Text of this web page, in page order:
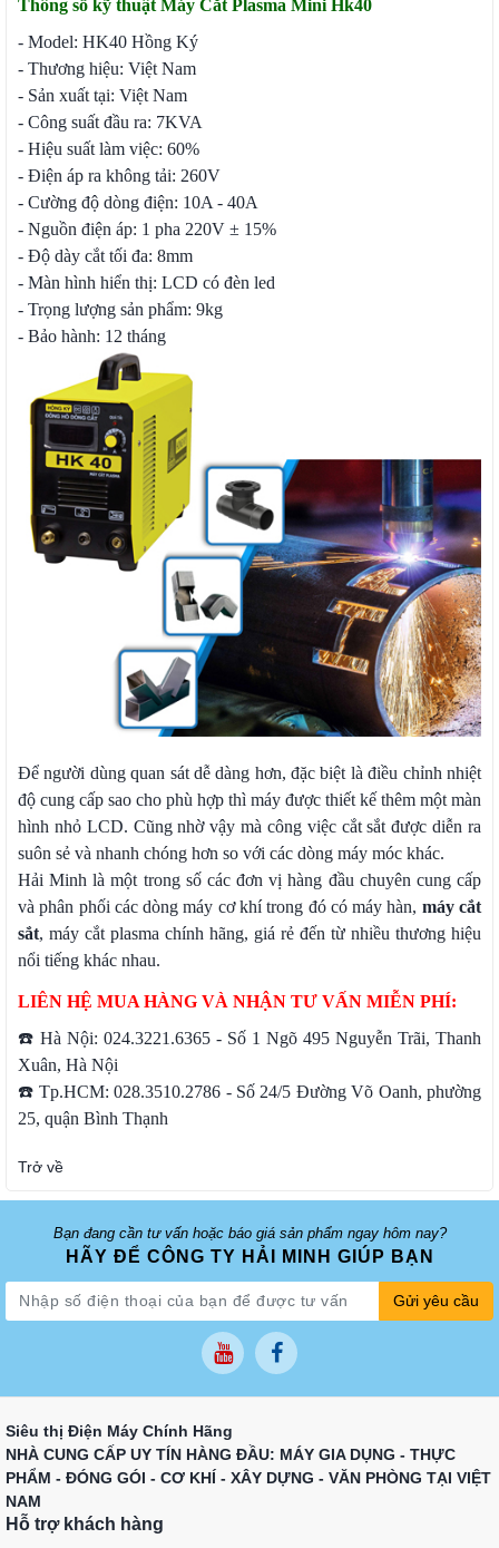
Thông số kỹ thuật Máy Cắt Plasma Mini Hk40
- Model: HK40 Hồng Ký
- Thương hiệu: Việt Nam
- Sản xuất tại: Việt Nam
- Công suất đầu ra: 7KVA
- Hiệu suất làm việc: 60%
- Điện áp ra không tải: 260V
- Cường độ dòng điện: 10A - 40A
- Nguồn điện áp: 1 pha 220V ± 15%
- Độ dày cắt tối đa: 8mm
- Màn hình hiển thị: LCD có đèn led
- Trọng lượng sản phẩm: 9kg
- Bảo hành: 12 tháng
Để người dùng quan sát dễ dàng hơn, đặc biệt là điều chỉnh nhiệt
độ cung cấp sao cho phù hợp thì máy được thiết kế thêm một màn
hình nhỏ LCD. Cũng nhờ vậy mà công việc cắt sắt được diễn ra
suôn sẻ và nhanh chóng hơn so với các dòng máy móc khác.
Hải Minh là một trong số các đơn vị hàng đầu chuyên cung cấp
và phân phối các dòng máy cơ khí trong đó có máy hàn, máy cắt
sắt, máy cắt plasma chính hãng, giá rẻ đến từ nhiều thương hiệu
nổi tiếng khác nhau.
LIÊN HỆ MUA HÀNG VÀ NHẬN TƯ VẤN MIỄN PHÍ:
☎️ Hà Nội: 024.3221.6365 - Số 1 Ngõ 495 Nguyễn Trãi, Thanh
Xuân, Hà Nội
☎️ Tp.HCM: 028.3510.2786 - Số 24/5 Đường Võ Oanh, phường
25, quận Bình Thạnh
Trở về
Bạn đang cần tư vấn hoặc báo giá sản phẩm ngay hôm nay?
HÃY ĐỂ CÔNG TY HẢI MINH GIÚP BẠN
Gửi yêu cầu
Siêu thị Điện Máy Chính Hãng
NHÀ CUNG CẤP UY TÍN HÀNG ĐẦU: MÁY GIA DỤNG - THỰC
PHẨM - ĐÓNG GÓI - CƠ KHÍ - XÂY DỰNG - VĂN PHÒNG TẠI VIỆT
NAM
Hỗ trợ khách hàng